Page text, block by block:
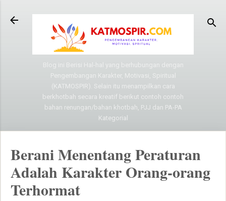
Langsung ke konten utama
Blog ini Berisi Hal-hal yang berhubungan dengan
Pengembangan Karakter, Motivasi, Spiritual
(KATMOSPIR). Selain itu menampilkan cara
berkhotbah secara kreatif berikut contoh contoh
bahan renungan/bahan khotbah, PJJ dan PA-PA
Kategorial
Berani Menentang Peraturan
Adalah Karakter Orang-orang
Terhormat